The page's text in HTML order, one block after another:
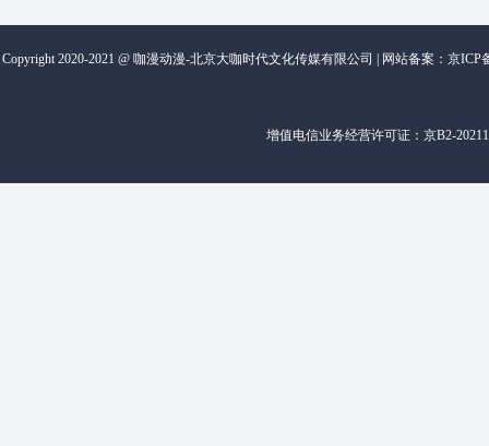
Copyright 2020-2021 @ 咖漫动漫-北京大咖时代文化传媒有限公司 | 网站备案： 京ICP
增值电信业务经营许可证： 京B2-